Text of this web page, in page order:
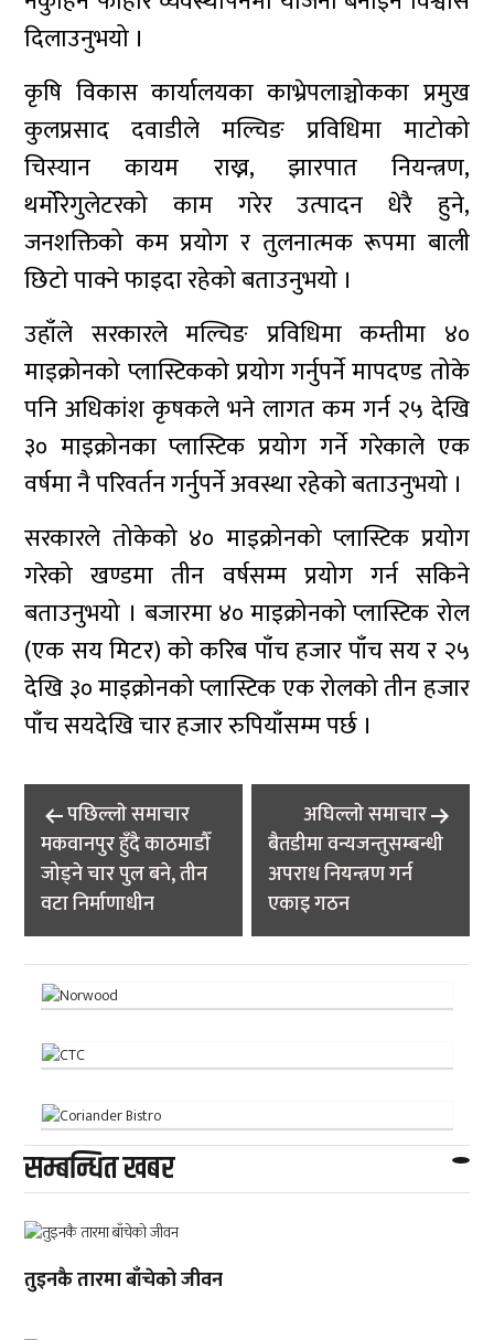
दिलाउनुभयो ।
कृषि विकास कार्यालयका काभ्रेपलाञ्चोकका प्रमुख
कुलप्रसाद दवाडीले मल्चिङ प्रविधिमा माटोको
चिस्यान कायम राख्न, झारपात नियन्त्रण,
थर्मोरेगुलेटरको काम गरेर उत्पादन धेरै हुने,
जनशक्तिको कम प्रयोग र तुलनात्मक रूपमा बाली
छिटो पाक्ने फाइदा रहेको बताउनुभयो ।
उहाँले सरकारले मल्चिङ प्रविधिमा कम्तीमा ४०
माइक्रोनको प्लास्टिकको प्रयोग गर्नुपर्ने मापदण्ड तोके
पनि अधिकांश कृषकले भने लागत कम गर्न २५ देखि
३० माइक्रोनका प्लास्टिक प्रयोग गर्ने गरेकाले एक
वर्षमा नै परिवर्तन गर्नुपर्ने अवस्था रहेको बताउनुभयो ।
सरकारले तोकेको ४० माइक्रोनको प्लास्टिक प्रयोग
गरेको खण्डमा तीन वर्षसम्म प्रयोग गर्न सकिने
बताउनुभयो । बजारमा ४० माइक्रोनको प्लास्टिक रोल
(एक सय मिटर) को करिब पाँच हजार पाँच सय र २५
देखि ३० माइक्रोनको प्लास्टिक एक रोलको तीन हजार
पाँच सयदेखि चार हजार रुपियाँसम्म पर्छ ।
Post
navigation
पछिल्लाे समाचार
मकवानपुर हुँदै काठमाडौँ
जोड्ने चार पुल बने, तीन
वटा निर्माणाधीन
अघिल्लाे समाचार
बैतडीमा वन्यजन्तुसम्बन्धी
अपराध नियन्त्रण गर्न
एकाइ गठन
सम्बन्धित खबर
तुइनकै तारमा बाँचेको जीवन